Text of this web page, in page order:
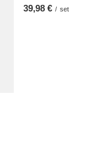
39,98 € / set